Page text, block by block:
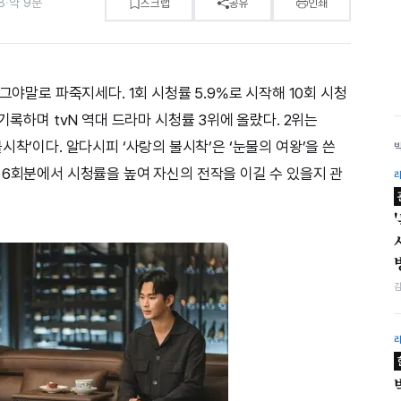
·약 9분 스크랩 공유 인쇄
야말로 파죽지세다. 1회 시청률 5.9%로 시작해 10회 시청
록하며 tvN 역대 드라마 시청률 3위에 올랐다. 2위는
착’이다. 알다시피 ‘사랑의 불시착’은 ‘눈물의 여왕’을 쓴
회분에서 시청률을 높여 자신의 전작을 이길 수 있을지 관
'